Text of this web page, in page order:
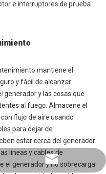
e interruptores de prueba
mantiene el
y fácil de alcanzar.
generador y las cosas que
al fuego. Almacene el
flujo de aire usando
para dejar de
estar cerca del generador
líneas y cables de
el generador y no sobrecarga
0808